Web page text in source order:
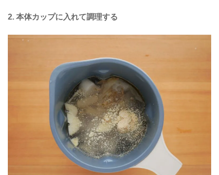
2. 本体カップに入れて調理する